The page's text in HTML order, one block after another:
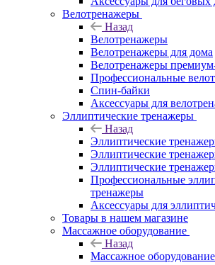
Велотренажеры
Назад
Велотренажеры
Велотренажеры для дома
Велотренажеры
Профессиональные
Спин-байки
Аксессуары для
Эллиптические тренажеры
Назад
Эллиптические
Эллиптические
Эллиптические
Профессиональные
тренажеры
Аксессуары для
Товары в нашем магазине
Массажное оборудование
Назад
Массажное оборудование